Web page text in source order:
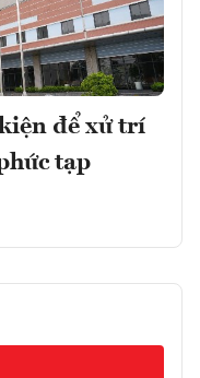
để xử trí
tạp